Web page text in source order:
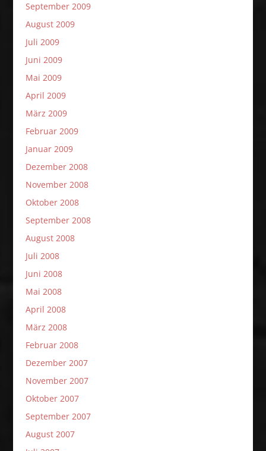
September 2009
August 2009
Juli 2009
Juni 2009
Mai 2009
April 2009
März 2009
Februar 2009
Januar 2009
Dezember 2008
November 2008
Oktober 2008
September 2008
August 2008
Juli 2008
Juni 2008
Mai 2008
April 2008
März 2008
Februar 2008
Dezember 2007
November 2007
Oktober 2007
September 2007
August 2007